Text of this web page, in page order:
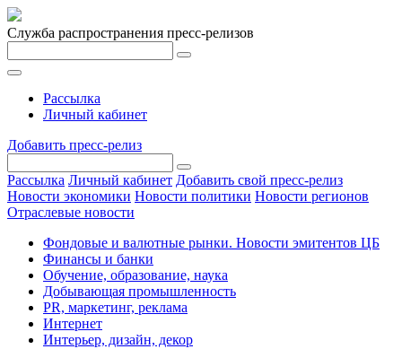
Служба распространения пресс-релизов
Рассылка
Личный кабинет
Добавить пресс-релиз
Рассылка Личный кабинет Добавить свой пресс-релиз
Новости экономики Новости политики Новости регионов
Отраслевые новости
Фондовые и валютные рынки. Новости эмитентов ЦБ
Финансы и банки
Обучение, образование, наука
Добывающая промышленность
PR, маркетинг, реклама
Интернет
Интерьер, дизайн, декор